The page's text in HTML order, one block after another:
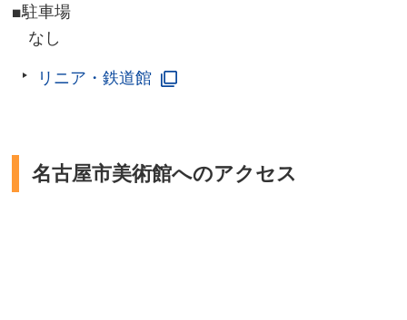
■駐車場
なし
リニア・鉄道館
名古屋市美術館へのアクセス